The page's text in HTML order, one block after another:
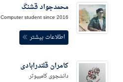
محمدجواد قشنگ
Computer student since 2016
اطلاعات بیشتر
کامران قلندرابادی
دانشجوی کامپیوتر